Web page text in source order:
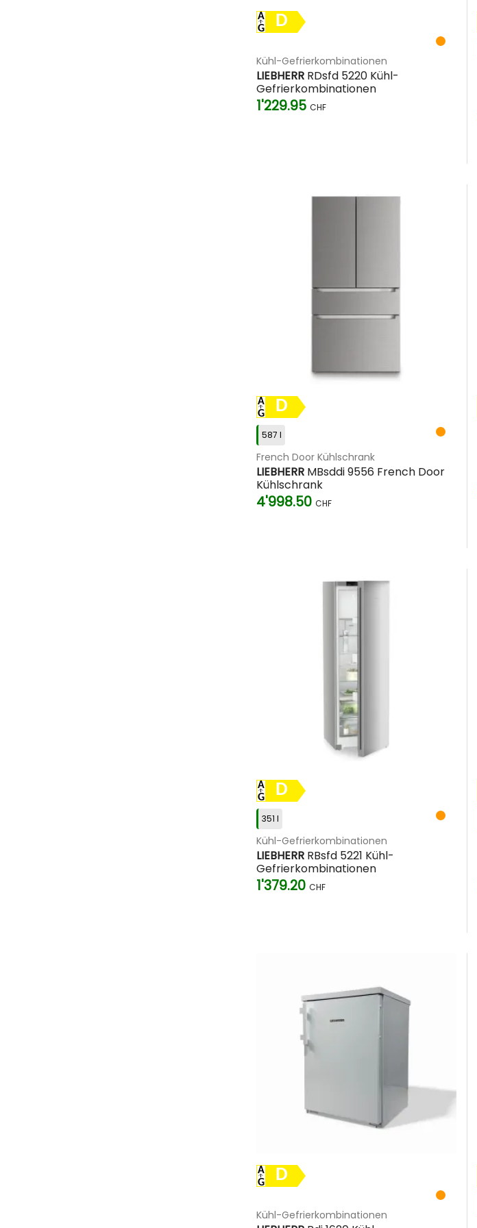
D
Kühl-Gefrierkombinationen
LIEBHERRRDsfd 5220 Kühl-
Gefrierkombinationen
1'229.95 CHF
D
587 l
French Door Kühlschrank
LIEBHERRMBsddi 9556 French Door
Kühlschrank
4'998.50 CHF
D
351 l
Kühl-Gefrierkombinationen
LIEBHERRRBsfd 5221 Kühl-
Gefrierkombinationen
1'379.20 CHF
D
Kühl-Gefrierkombinationen